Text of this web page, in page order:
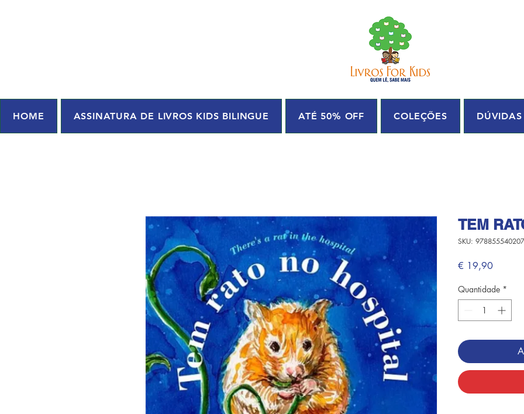
HOME ASSINATURA DE LIVROS KIDS BILINGUE ATÉ 50% OFF COLEÇÕES DÚVIDAS
TEM
SKU:
€ 19,90Preço
Quantidade *